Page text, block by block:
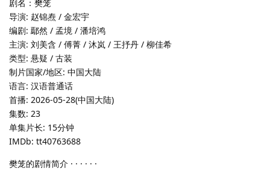
剧名：樊笼
导演: 赵锦焘 / 金宏宇
编剧: 鄢然 / 孟境 / 潘培鸿
主演: 刘美含 / 傅菁 / 沐岚 / 王抒丹 / 柳佳希
类型: 悬疑 / 古装
制片国家/地区: 中国大陆
语言: 汉语普通话
首播: 2026-05-28(中国大陆)
集数: 23
单集片长: 15分钟
IMDb: tt40763688
樊笼的剧情简介 · · · · · ·